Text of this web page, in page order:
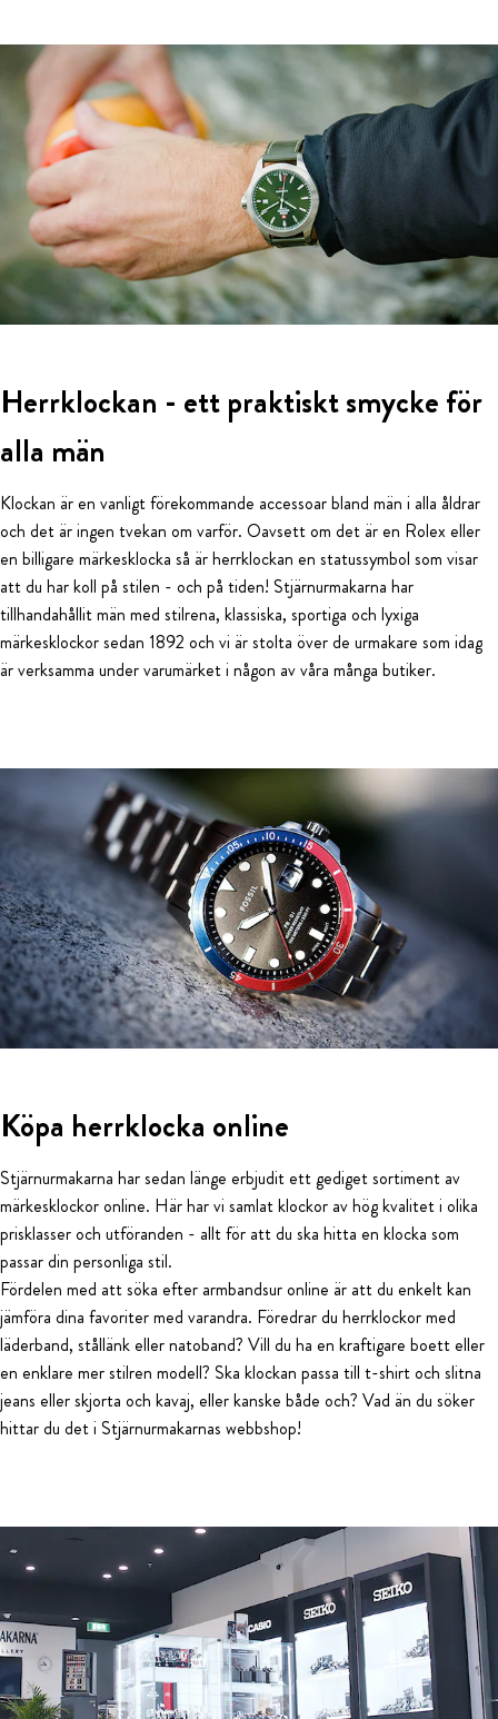
Herrklockan - ett praktiskt smycke för
alla män
Klockan är en vanligt förekommande accessoar bland män i alla åldrar
och det är ingen tvekan om varför. Oavsett om det är en Rolex eller
en billigare märkesklocka så är herrklockan en statussymbol som visar
att du har koll på stilen - och på tiden! Stjärnurmakarna har
tillhandahållit män med stilrena, klassiska, sportiga och lyxiga
märkesklockor sedan 1892 och vi är stolta över de urmakare som idag
är verksamma under varumärket i någon av våra många butiker.
Köpa herrklocka online
Stjärnurmakarna har sedan länge erbjudit ett gediget sortiment av
märkesklockor online. Här har vi samlat klockor av hög kvalitet i olika
prisklasser och utföranden - allt för att du ska hitta en klocka som
passar din personliga stil.
Fördelen med att söka efter armbandsur online är att du enkelt kan
jämföra dina favoriter med varandra. Föredrar du herrklockor med
läderband, stållänk eller natoband? Vill du ha en kraftigare boett eller
en enklare mer stilren modell? Ska klockan passa till t-shirt och slitna
jeans eller skjorta och kavaj, eller kanske både och? Vad än du söker
hittar du det i Stjärnurmakarnas webbshop!